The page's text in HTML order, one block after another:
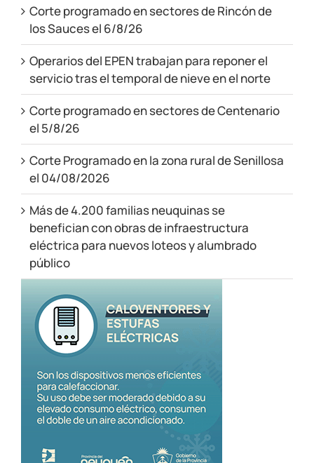
Corte programado en sectores de Rincón de
los Sauces el 6/8/26
Operarios del EPEN trabajan para reponer el
servicio tras el temporal de nieve en el norte
Corte programado en sectores de Centenario
el 5/8/26
Corte Programado en la zona rural de Senillosa
el 04/08/2026
Más de 4.200 familias neuquinas se
benefician con obras de infraestructura
eléctrica para nuevos loteos y alumbrado
público